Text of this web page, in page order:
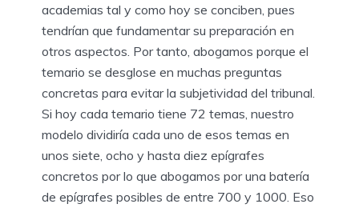
academias tal y como hoy se conciben, pues
tendrían que fundamentar su preparación en
otros aspectos. Por tanto, abogamos porque el
temario se desglose en muchas preguntas
concretas para evitar la subjetividad del tribunal.
Si hoy cada temario tiene 72 temas, nuestro
modelo dividiría cada uno de esos temas en
unos siete, ocho y hasta diez epígrafes
concretos por lo que abogamos por una batería
de epígrafes posibles de entre 700 y 1000. Eso